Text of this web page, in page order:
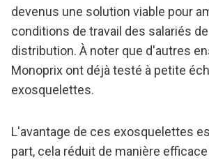
devenus une solution viable pour
conditions de travail des salariés
distribution. À noter que d'autres
Monoprix ont déjà testé à petite
exosquelettes.
L'avantage de ces exosquelettes
part, cela réduit de manière